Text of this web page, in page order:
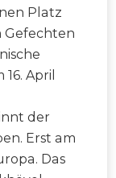
Platz
Gefechten
April
der
Erst am
Das